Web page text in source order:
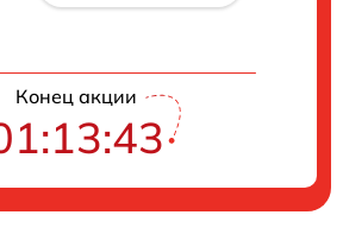
Конец акции